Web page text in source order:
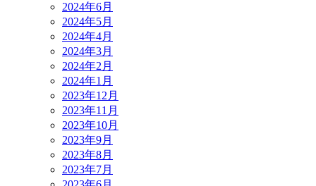
2024年6月
2024年5月
2024年4月
2024年3月
2024年2月
2024年1月
2023年12月
2023年11月
2023年10月
2023年9月
2023年8月
2023年7月